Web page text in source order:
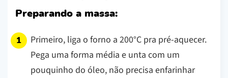
Preparando a massa:
Primeiro, liga o forno a 200°C pra pré-aquecer.
Pega uma forma média e unta com um
pouquinho do óleo, não precisa enfarinhar